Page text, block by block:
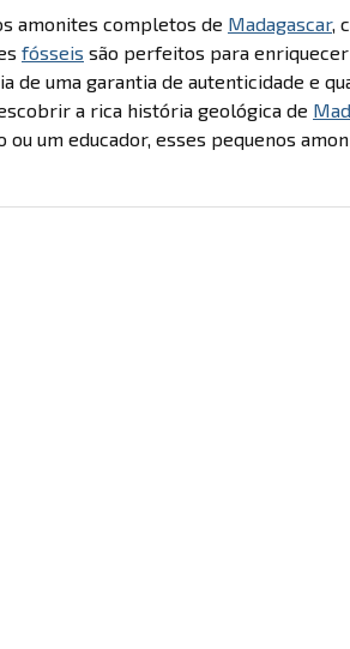
amonites completos de Madagascar,
fósseis são perfeitos para enriquecer
uma garantia de autenticidade e
a rica história geológica de
um educador, esses pequenos